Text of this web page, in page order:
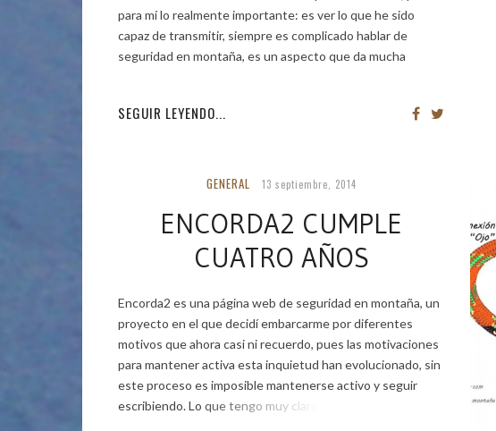
para mí lo realmente importante: es ver lo que he sido
capaz de transmitir, siempre es complicado hablar de
seguridad en montaña, es un aspecto que da mucha
SEGUIR LEYENDO...
GENERAL 13 septiembre, 2014
ENCORDA2 CUMPLE
CUATRO AÑOS
Encorda2 es una página web de seguridad en montaña, un
proyecto en el que decidí embarcarme por diferentes
motivos que ahora casi ni recuerdo, pues las motivaciones
para mantener activa esta inquietud han evolucionado, sin
este proceso es imposible mantenerse activo y seguir
escribiendo. Lo que tengo muy claro es que